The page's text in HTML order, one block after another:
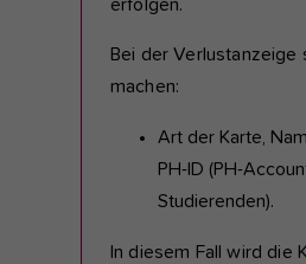
erfolgen.
Bei der Verlustanzeige
machen:
Art der Karte,
PH-ID (PH-
Studierenden).
In diesem Fall wird die